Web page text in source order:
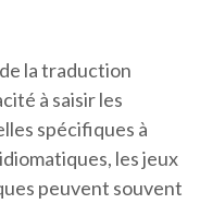
la traduction
à saisir les
spécifiques à
les jeux
peuvent souvent